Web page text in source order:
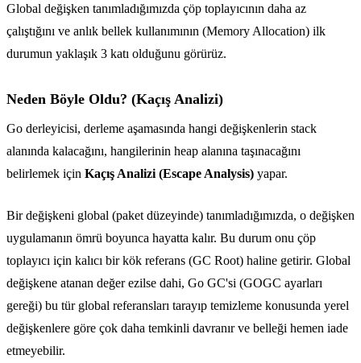
Global değişken tanımladığımızda çöp toplayıcının daha az
çalıştığını ve anlık bellek kullanımının (Memory Allocation) ilk
durumun yaklaşık 3 katı olduğunu görürüz.
Neden Böyle Oldu? (Kaçış Analizi)
Go derleyicisi, derleme aşamasında hangi değişkenlerin stack
alanında kalacağını, hangilerinin heap alanına taşınacağını
belirlemek için Kaçış Analizi (Escape Analysis) yapar.
Bir değişkeni global (paket düzeyinde) tanımladığımızda, o değişken
uygulamanın ömrü boyunca hayatta kalır. Bu durum onu çöp
toplayıcı için kalıcı bir kök referans (GC Root) haline getirir. Global
değişkene atanan değer ezilse dahi, Go GC'si (GOGC ayarları
gereği) bu tür global referansları tarayıp temizleme konusunda yerel
değişkenlere göre çok daha temkinli davranır ve belleği hemen iade
etmeyebilir.